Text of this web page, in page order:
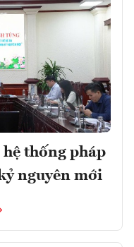
thống pháp
nguyên mới